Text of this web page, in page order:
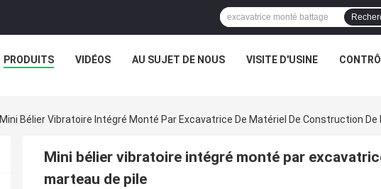
PRODUITS VIDÉOS AU SUJET DE NOUS VISITE D'USINE
Mini Bélier Vibratoire Intégré Monté Par Excavatrice De Matériel De Construction De
Mini bélier vibratoire intégré monté par
marteau de pile